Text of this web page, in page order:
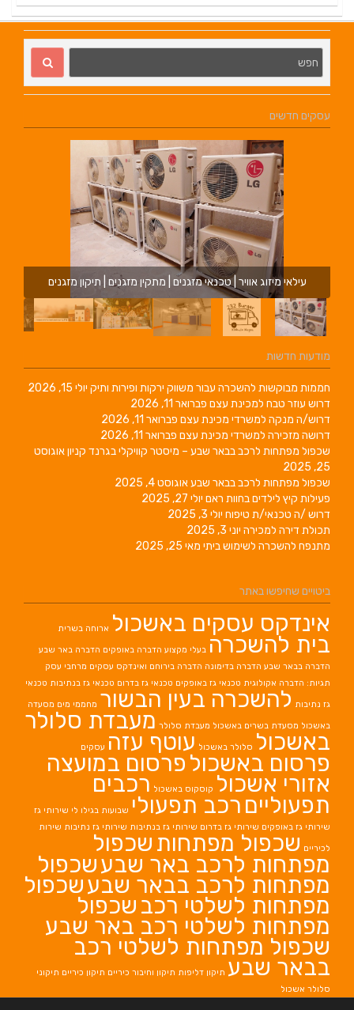
עסקים חדשים
עילאי מיזוג אוויר | טכנאי מזגנים | מתקין מזגנים | תיקון מזגנים
מודעות חדשות
חממות מבוקשות להשכרה עבור משווק ירקות ופירות ותיק יולי 15, 2026
דרוש עוזר טבח למכינת עצם פברואר 11, 2026
דרוש/ה מנקה למשרדי מכינת עצם פברואר 11, 2026
דרושה מזכירה למשרדי מכינת עצם פברואר 11, 2026
שכפול מפתחות לרכב בבאר שבע – מיסטר קוויקלי בגרנד קניוןאוגוסט
25, 2025
שכפול מפתחות לרכב בבאר שבעאוגוסט 4, 2025
פעילות קיץ לילדים בחוות ראם יולי 27, 2025
דרוש /ה טכנאי/ת טיפוח יולי 3, 2025
תכולת דירה למכירה יוני 3, 2025
מתנפח להשכרה לשימוש ביתי מאי 25, 2025
ביטויים שחיפשו באתר
אינדקס עסקים באשכול ארוחה בשרית
בית להשכרה בעלי מקצוע הדברה באופקים הדברה באר שבע
הדברה בבאר שבע הדברה בדימונה הדברה בירוחם ואינדקס עסקים מרחבי עסק
תגיות: הדברה אקולוגית טכנאי גז באופקים טכנאי גז בדרום טכנאי גז בנתיבות טכנאי
גז נתיבות להשכרה בעין הבשור מחממי מים מסעדה
באשכול מסעדת בשרים באשכול מעבדת סלולר מעבדת סלולר
באשכול סלולר באשכול עוטף עזה עסקים
פרסום באשכול פרסום במועצה
אזורי אשכול קוסקוס באשכול רכבים
תפעוליים רכב תפעולי שבועות בגילו לי שירותי גז
שירותי גז באופקים שירותי גז בדרום שירותי גז בנתיבות שירותי גז נתיבות שירות
לכיריים שכפול מפתחות שכפול
מפתחות לרכב באר שבעשכפול
מפתחות לרכב בבאר שבעשכפול
מפתחות לשלטי רכב שכפול
מפתחות לשלטי רכב באר שבע
שכפול מפתחות לשלטי רכב
בבאר שבע תיקון דליפות תיקון וחיבור כיריים תיקון כיריים תיקוני
סלולר אשכול